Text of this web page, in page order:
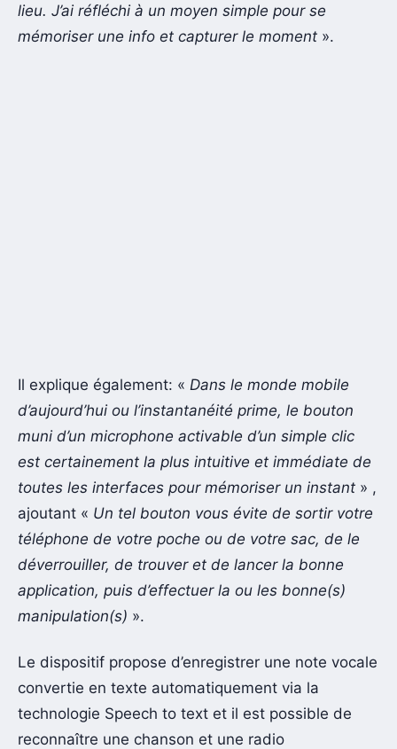
lieu. J’ai réfléchi à un moyen simple pour se
mémoriser une info et capturer le moment ».
Il explique également: « Dans le monde mobile
d’aujourd’hui ou l’instantanéité prime, le bouton
muni d’un microphone activable d’un simple clic
est certainement la plus intuitive et immédiate de
toutes les interfaces pour mémoriser un instant » ,
ajoutant « Un tel bouton vous évite de sortir votre
téléphone de votre poche ou de votre sac, de le
déverrouiller, de trouver et de lancer la bonne
application, puis d’effectuer la ou les bonne(s)
manipulation(s) ».
Le dispositif propose d’enregistrer une note vocale
convertie en texte automatiquement via la
technologie Speech to text et il est possible de
reconnaître une chanson et une radio